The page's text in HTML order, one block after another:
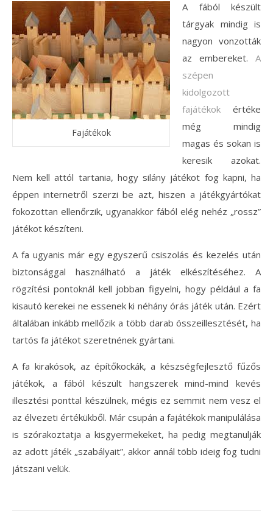
Fajátékok
A fából készült
tárgyak mindig is
nagyon vonzották
az embereket. A
szépen
kidolgozott
fajátékok értéke
még mindig
magas és sokan is
keresik azokat.
Nem kell attól tartania, hogy silány játékot fog kapni, ha
éppen internetről szerzi be azt, hiszen a játékgyártókat
fokozottan ellenőrzik, ugyanakkor fából elég nehéz „rossz”
játékot készíteni.
A fa ugyanis már egy egyszerű csiszolás és kezelés után
biztonsággal használható a játék elkészítéséhez. A
rögzítési pontoknál kell jobban figyelni, hogy például a fa
kisautó kerekei ne essenek ki néhány órás játék után. Ezért
általában inkább mellőzik a több darab összeillesztését, ha
tartós fa játékot szeretnének gyártani.
A fa kirakósok, az építőkockák, a készségfejlesztő fűzős
játékok, a fából készült hangszerek mind-mind kevés
illesztési ponttal készülnek, mégis ez semmit nem vesz el
az élvezeti értékükből. Már csupán a fajátékok manipulálása
is szórakoztatja a kisgyermekeket, ha pedig megtanulják
az adott játék „szabályait”, akkor annál több ideig fog tudni
játszani velük.